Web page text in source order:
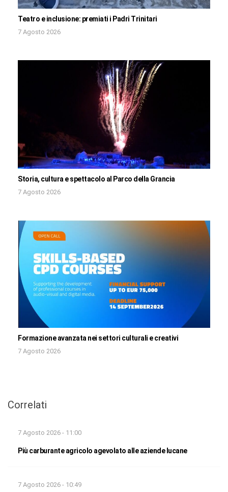
Teatro e inclusione: premiati i Padri Trinitari
7 Agosto 2026
Storia, cultura e spettacolo al Parco della Grancia
7 Agosto 2026
Formazione avanzata nei settori culturali e creativi
7 Agosto 2026
Correlati
7 Agosto 2026 - 11:00
Più carburante agricolo agevolato alle aziende lucane
7 Agosto 2026 - 10:49